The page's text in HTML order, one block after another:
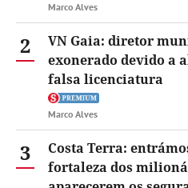
Marco Alves
2
VN Gaia: diretor
exonerado devido a
falsa licenciatura
Marco Alves
3
Costa Terra:
fortaleza dos